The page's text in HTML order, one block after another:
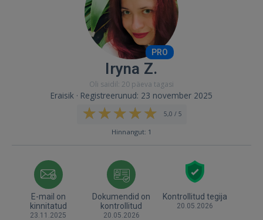
PRO
Iryna Z.
Oli saidil: 20 päeva tagasi
Eraisik · Registreerunud: 23 november 2025
5,0 / 5
Hinnangut: 1
E-mail on
kinnitatud
23.11.2025
Dokumendid on
kontrollitud
20.05.2026
Kontrollitud tegija
20.05.2026